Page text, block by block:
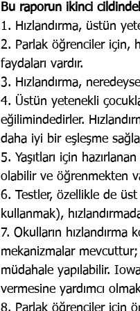
Bu raporun ikinci
1. Hızlandırma, üstün
2. Parlak öğrenciler için,
faydaları vardır.
3. Hızlandırma,
4. Üstün yetenekli
eğilimindedirler.
daha iyi bir eşleşme
5. Yaşıtları için
olabilir ve öğrenmekten
6. Testler, özellikle de
kullanmak),
7. Okulların hızlandırma
mekanizmalar
müdahale yapılabilir.
vermesine yardımcı
8. Parlak öğrenciler için